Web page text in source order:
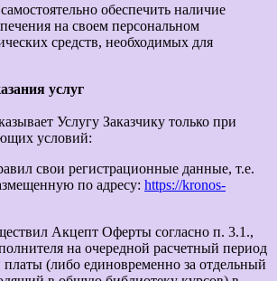
обеспечить наличие
на своем персональном
средств, необходимых для
услуг
Услугу Заказчику только при
условий:
свои регистрационные данные, т.е.
по адресу: https://kronos-
Акцепт Оферты согласно п. 3.1.,
на очередной расчетный период
платы (либо единовременно за отдельный